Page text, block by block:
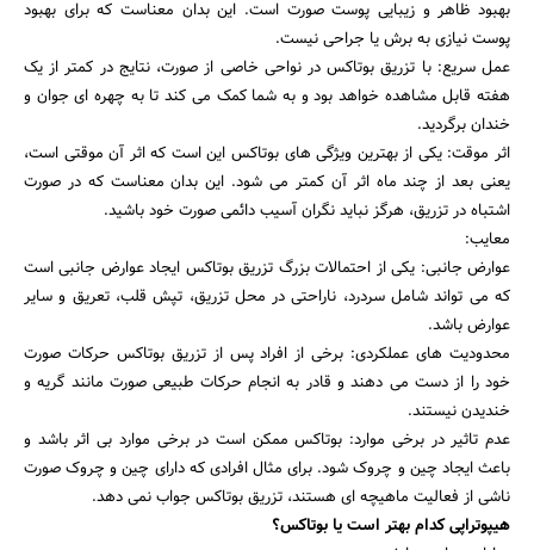
بهبود ظاهر و زیبایی پوست صورت است. این بدان معناست که برای بهبود
پوست نیازی به برش یا جراحی نیست.
عمل سریع: با تزریق بوتاکس در نواحی خاصی از صورت، نتایج در کمتر از یک
هفته قابل مشاهده خواهد بود و به شما کمک می کند تا به چهره ای جوان و
خندان برگردید.
اثر موقت: یکی از بهترین ویژگی های بوتاکس این است که اثر آن موقتی است،
یعنی بعد از چند ماه اثر آن کمتر می شود. این بدان معناست که در صورت
اشتباه در تزریق، هرگز نباید نگران آسیب دائمی صورت خود باشید.
معایب:
عوارض جانبی: یکی از احتمالات بزرگ تزریق بوتاکس ایجاد عوارض جانبی است
که می تواند شامل سردرد، ناراحتی در محل تزریق، تپش قلب، تعریق و سایر
عوارض باشد.
محدودیت های عملکردی: برخی از افراد پس از تزریق بوتاکس حرکات صورت
خود را از دست می دهند و قادر به انجام حرکات طبیعی صورت مانند گریه و
خندیدن نیستند.
عدم تاثیر در برخی موارد: بوتاکس ممکن است در برخی موارد بی اثر باشد و
باعث ایجاد چین و چروک شود. برای مثال افرادی که دارای چین و چروک صورت
ناشی از فعالیت ماهیچه ای هستند، تزریق بوتاکس جواب نمی دهد.
هیپوتراپی کدام بهتر است یا بوتاکس؟